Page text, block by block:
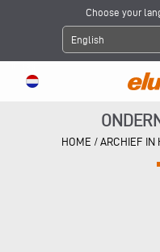
Choose your
English
HOME / ARCHIEF IN